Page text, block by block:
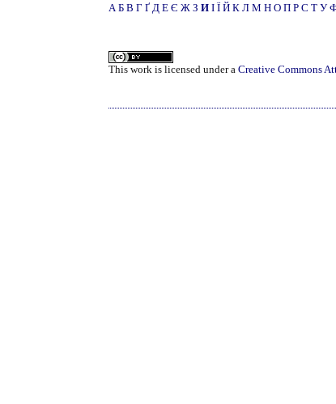
А Б В Г Ґ Д Е Є Ж З И І Ї Й К Л М Н О П Р С Т У
This work is licensed under aCreative Commons